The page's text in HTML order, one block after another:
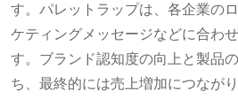
す。パレットラップは、各企業の
ケティングメッセージなどに合わ
す。ブランド認知度の向上と製品
ち、最終的には売上増加につながり